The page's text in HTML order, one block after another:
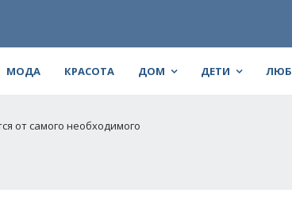
МОДА КРАСОТА ДОМ ДЕТИ
от самого необходимого